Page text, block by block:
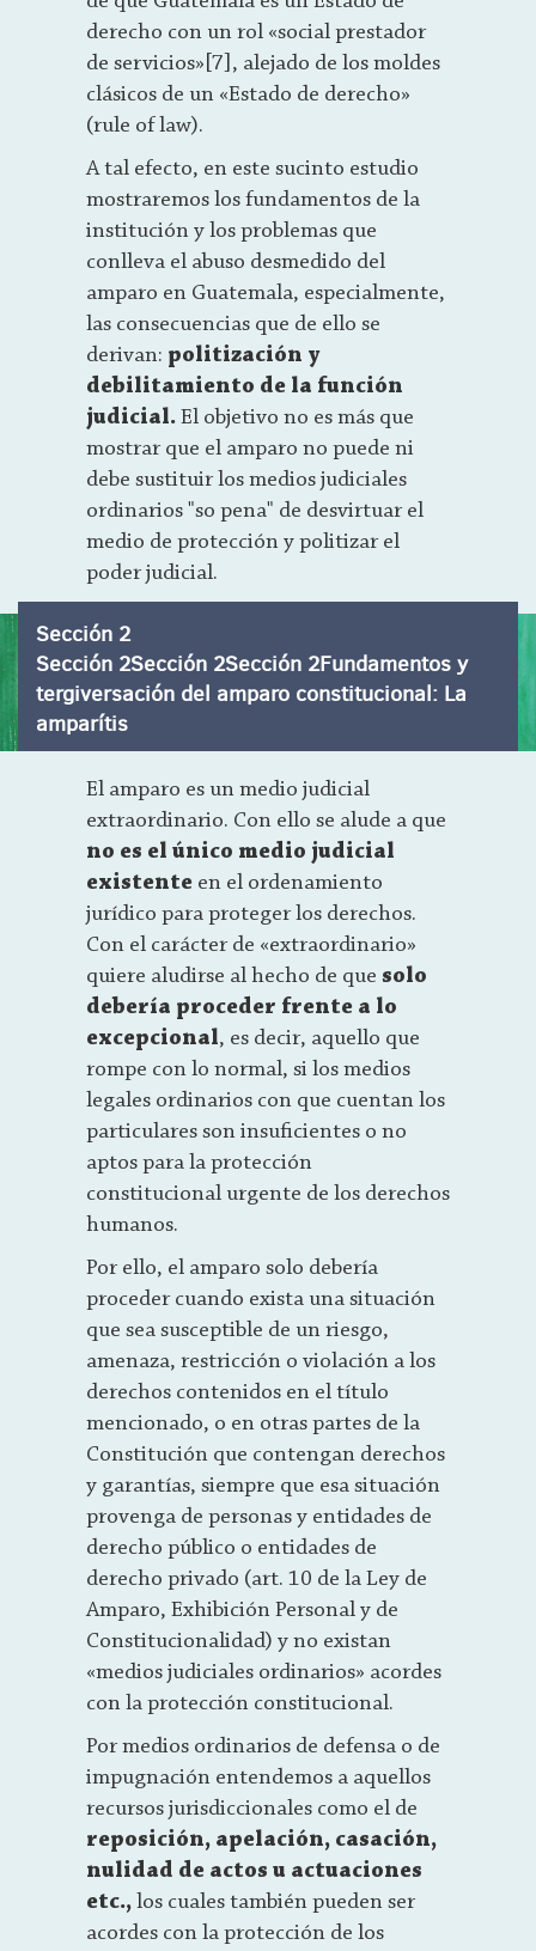
derecho con un rol «social prestador
de servicios»[7], alejado de los moldes
clásicos de un «Estado de derecho»
(rule of law).
A tal efecto, en este sucinto estudio
mostraremos los fundamentos de la
institución y los problemas que
conlleva el abuso desmedido del
amparo en Guatemala, especialmente,
las consecuencias que de ello se
derivan: politización y
debilitamiento de la función
judicial. El objetivo no es más que
mostrar que el amparo no puede ni
debe sustituir los medios judiciales
ordinarios "so pena" de desvirtuar el
medio de protección y politizar el
poder judicial.
Sección 2
Sección 2Sección 2Sección 2Fundamentos y
tergiversación del amparo constitucional: La
amparítis
El amparo es un medio judicial
extraordinario. Con ello se alude a que
no es el único medio judicial
existente en el ordenamiento
jurídico para proteger los derechos.
Con el carácter de «extraordinario»
quiere aludirse al hecho de que solo
debería proceder frente a lo
excepcional, es decir, aquello que
rompe con lo normal, si los medios
legales ordinarios con que cuentan los
particulares son insuficientes o no
aptos para la protección
constitucional urgente de los derechos
humanos.
Por ello, el amparo solo debería
proceder cuando exista una situación
que sea susceptible de un riesgo,
amenaza, restricción o violación a los
derechos contenidos en el título
mencionado, o en otras partes de la
Constitución que contengan derechos
y garantías, siempre que esa situación
provenga de personas y entidades de
derecho público o entidades de
derecho privado (art. 10 de la Ley de
Amparo, Exhibición Personal y de
Constitucionalidad) y no existan
«medios judiciales ordinarios» acordes
con la protección constitucional.
Por medios ordinarios de defensa o de
impugnación entendemos a aquellos
recursos jurisdiccionales como el de
reposición, apelación, casación,
nulidad de actos u actuaciones
etc., los cuales también pueden ser
acordes con la protección de los